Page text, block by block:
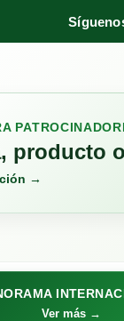
producto
→
Ver más →